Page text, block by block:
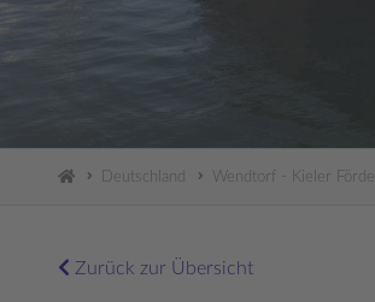
Deutschland Wendtorf - Kieler Förde
Zurück zur Übersicht